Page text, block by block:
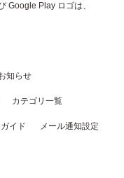
Google Play ロゴは、
知らせ
カテゴリ一覧
イド メール通知設定